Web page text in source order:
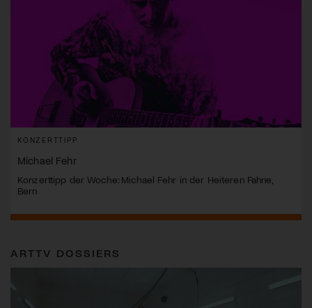
KONZERTTIPP
Michael Fehr
Konzerttipp der Woche: Michael Fehr in der Heiteren Fahne,
Bern
ARTTV DOSSIERS